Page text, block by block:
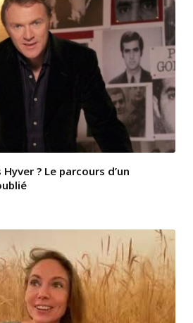
? Le parcours d’un